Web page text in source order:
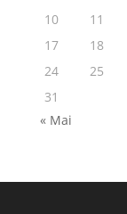
10
11
17
18
24
25
31
« Mai